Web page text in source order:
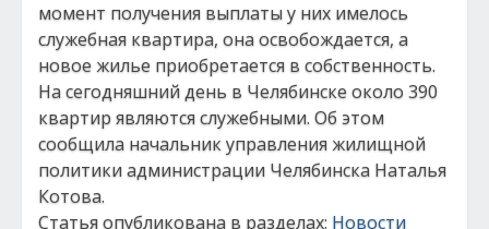
момент получения выплаты у них имелось
служебная квартира, она освобождается, а
новое жилье приобретается в собственность.
На сегодняшний день в Челябинске около 390
квартир являются служебными. Об этом
сообщила начальник управления жилищной
политики администрации Челябинска Наталья
Котова.
Статья опубликована в разделах: Новости